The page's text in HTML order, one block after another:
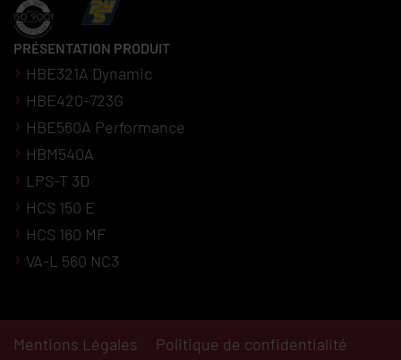
PRÉSENTATION PRODUIT
HBE321A Dynamic
HBE420-723G
HBE560A Performance
HBM540A
LPS-T 3D
HCS 150 E
HCS 160 MF
VA-L 560 NC3
Mentions Légales
Politique de confidentialité